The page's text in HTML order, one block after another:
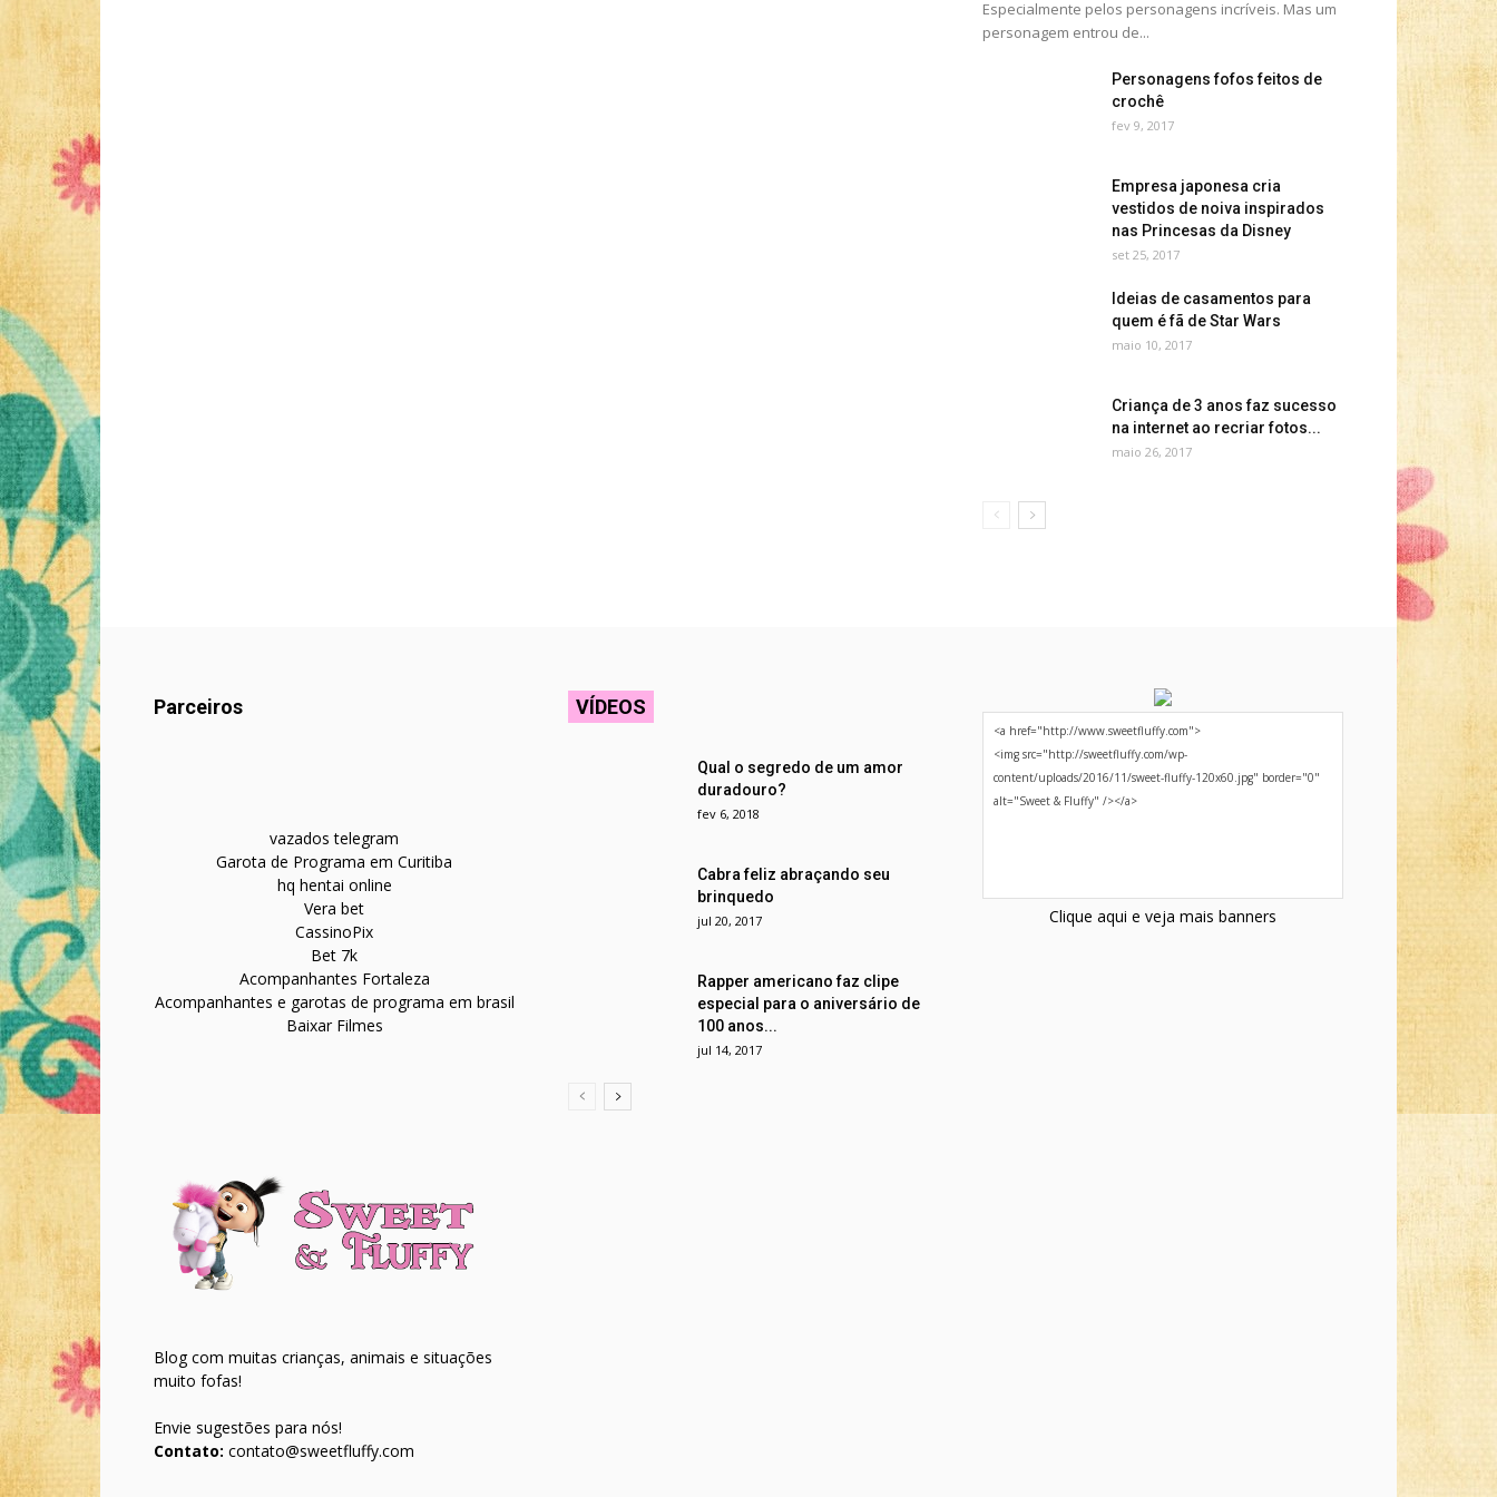
Especialmente pelos personagens incríveis. Mas um
personagem entrou de...
Personagens fofos feitos de
crochê
fev 9, 2017
Empresa japonesa cria
vestidos de noiva inspirados
nas Princesas da Disney
set 25, 2017
Ideias de casamentos para
quem é fã de Star Wars
maio 10, 2017
Criança de 3 anos faz sucesso
na internet ao recriar fotos...
maio 26, 2017
Parceiros
vazados telegram
Garota de Programa em Curitiba
hq hentai online
Vera bet
CassinoPix
Bet 7k
Acompanhantes Fortaleza
Acompanhantes e garotas de programa em brasil
Baixar Filmes
Blog com muitas crianças, animais e situações
muito fofas!
Envie sugestões para nós!
Contato: contato@sweetfluffy.com
VÍDEOS
Qual o segredo de um amor
duradouro?
fev 6, 2018
Cabra feliz abraçando seu
brinquedo
jul 20, 2017
Rapper americano faz clipe
especial para o aniversário de
100 anos...
jul 14, 2017
Clique aqui e veja mais banners